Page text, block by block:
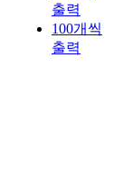
출력
100개씩
출력